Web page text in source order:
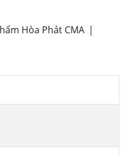
Hòa Phát CMA |